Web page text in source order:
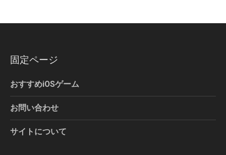
固定ページ
おすすめiOSゲーム
お問い合わせ
サイトについて